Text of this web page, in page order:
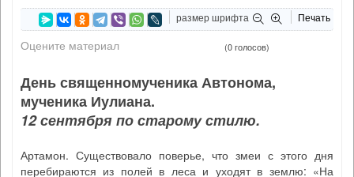
размер шрифта Печать
Оцените материал (0 голосов)
День священномученика Автонома,
мученика Иулиана.
12 сентября по старому стилю.
Артамон. Существовало поверье, что змеи с этого дня
перебираются из полей в леса и уходят в землю: «На